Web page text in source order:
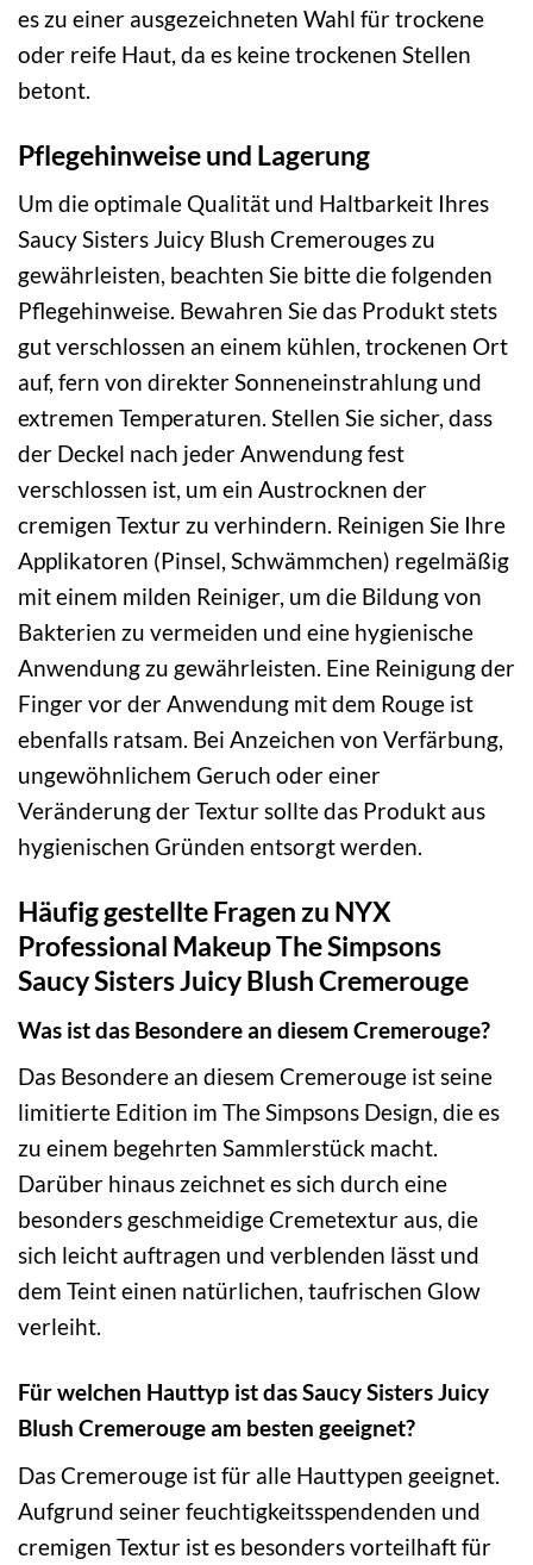
es zu einer ausgezeichneten Wahl für trockene
oder reife Haut, da es keine trockenen Stellen
betont.
Pflegehinweise und Lagerung
Um die optimale Qualität und Haltbarkeit Ihres
Saucy Sisters Juicy Blush Cremerouges zu
gewährleisten, beachten Sie bitte die folgenden
Pflegehinweise. Bewahren Sie das Produkt stets
gut verschlossen an einem kühlen, trockenen Ort
auf, fern von direkter Sonneneinstrahlung und
extremen Temperaturen. Stellen Sie sicher, dass
der Deckel nach jeder Anwendung fest
verschlossen ist, um ein Austrocknen der
cremigen Textur zu verhindern. Reinigen Sie Ihre
Applikatoren (Pinsel, Schwämmchen) regelmäßig
mit einem milden Reiniger, um die Bildung von
Bakterien zu vermeiden und eine hygienische
Anwendung zu gewährleisten. Eine Reinigung der
Finger vor der Anwendung mit dem Rouge ist
ebenfalls ratsam. Bei Anzeichen von Verfärbung,
ungewöhnlichem Geruch oder einer
Veränderung der Textur sollte das Produkt aus
hygienischen Gründen entsorgt werden.
Häufig gestellte Fragen zu NYX
Professional Makeup The Simpsons
Saucy Sisters Juicy Blush Cremerouge
Was ist das Besondere an diesem Cremerouge?
Das Besondere an diesem Cremerouge ist seine
limitierte Edition im The Simpsons Design, die es
zu einem begehrten Sammlerstück macht.
Darüber hinaus zeichnet es sich durch eine
besonders geschmeidige Cremetextur aus, die
sich leicht auftragen und verblenden lässt und
dem Teint einen natürlichen, taufrischen Glow
verleiht.
Für welchen Hauttyp ist das Saucy Sisters Juicy
Blush Cremerouge am besten geeignet?
Das Cremerouge ist für alle Hauttypen geeignet.
Aufgrund seiner feuchtigkeitsspendenden und
cremigen Textur ist es besonders vorteilhaft für